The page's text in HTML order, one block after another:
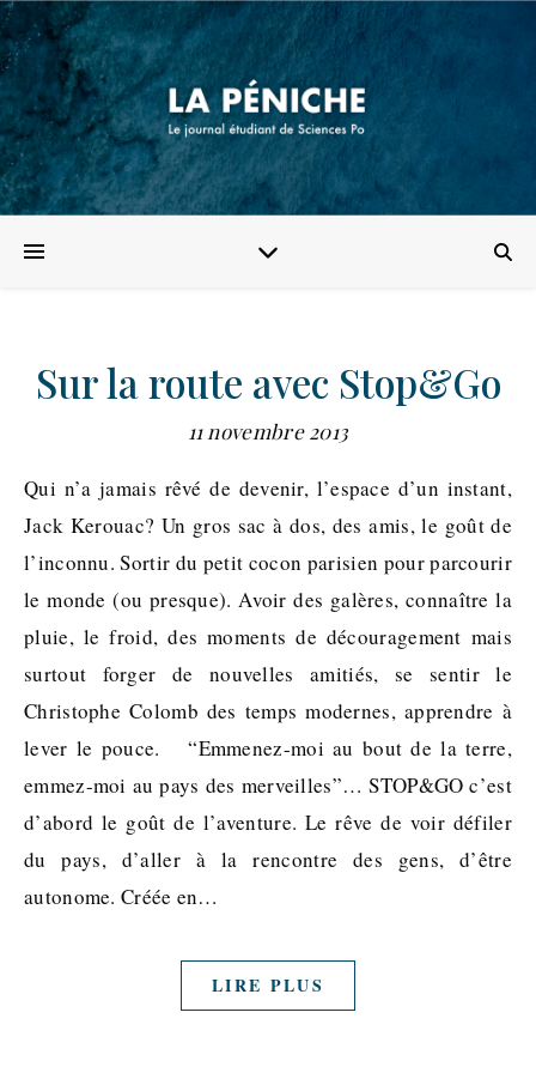
Sur la route avec Stop&Go
11 novembre 2013
Qui n’a jamais rêvé de devenir, l’espace d’un instant,
Jack Kerouac? Un gros sac à dos, des amis, le goût de
l’inconnu. Sortir du petit cocon parisien pour parcourir
le monde (ou presque). Avoir des galères, connaître la
pluie, le froid, des moments de découragement mais
surtout forger de nouvelles amitiés, se sentir le
Christophe Colomb des temps modernes, apprendre à
lever le pouce. “Emmenez-moi au bout de la terre,
emmez-moi au pays des merveilles”… STOP&GO c’est
d’abord le goût de l’aventure. Le rêve de voir défiler
du pays, d’aller à la rencontre des gens, d’être
autonome. Créée en…
LIRE PLUS